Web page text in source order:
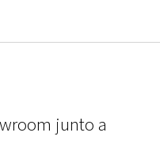
junto a